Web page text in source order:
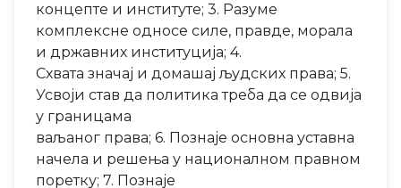
концепте и институте; 3. Разуме
комплексне односе силе, правде, морала
и државних институција; 4.
Схвата значај и домашај људских права; 5.
Усвоји став да политика треба да се одвија
у границама
ваљаног права; 6. Познаје основна уставна
начела и решења у националном правном
поретку; 7. Познаје